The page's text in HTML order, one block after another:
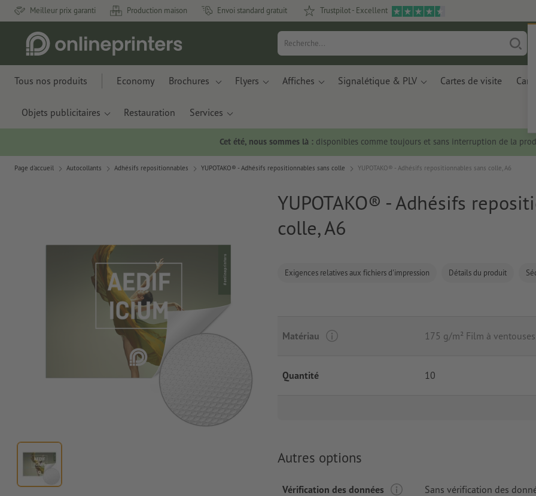
Meilleur prix garanti Production maison Envoi standard gratuit Trustpilot - Excellent
Tous nos produits Economy Brochures Flyers Affiches Signalétique & PLV Cartes de visite
Objets publicitaires Restauration Services
Cet été, nous sommes là :disponibles comme toujours et sans interruption de la
Page d'accueil Autocollants Adhésifs repositionnables YUPOTAKO® - Adhésifs repositionnables sans colle YUPOTAKO® - Adhésifs repositionnables sans colle, A6
YUPOTAKO® - Adhésifs
colle, A6
Exigences relatives aux fichiers d'impression Détails du produit
Matériau 175 g/m² Film à ventouses
Quantité 10
Autres options
Vérification des données Sans vérification des